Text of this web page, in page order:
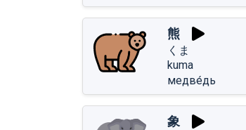
熊
くま
kuma
медве́дь
象